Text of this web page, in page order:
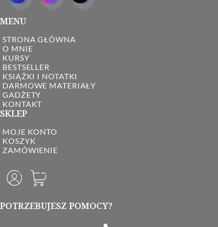
MENU
STRONA GŁÓWNA
O MNIE
KURSY
BESTSELLER
KSIĄŻKI I NOTATKI
DARMOWE MATERIAŁY
GADŻETY
KONTAKT
SKLEP
MOJE KONTO
KOSZYK
ZAMÓWIENIE
POTRZEBUJESZ POMOCY?